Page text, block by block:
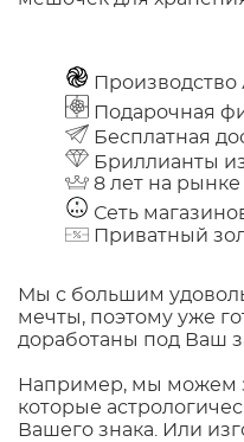
Подарочная
Бесплатная
Бриллианты
8 лет на рынке
Сеть
Приватный
Мы с большим
мечты, поэтому уже
доработаны под Ваш
Например, мы можем
которые
Вашего знака. Или